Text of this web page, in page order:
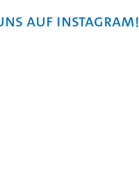
auf Instagram!